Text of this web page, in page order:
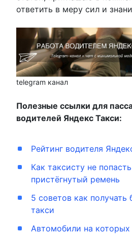
ответить в меру сил и
telegram канал
Полезные ссылки для
водителей Яндекс Такси:
Рейтинг водителя
Как таксисту не
пристёгнутый ремень
5 советов как
такси
Автомобили на